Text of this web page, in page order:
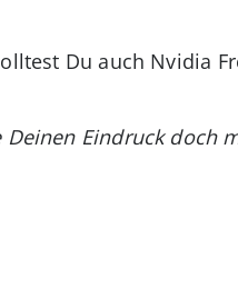
Du auch Nvidia
Deinen Eindruck